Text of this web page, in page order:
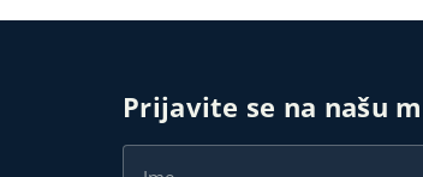
Prijavite se na našu